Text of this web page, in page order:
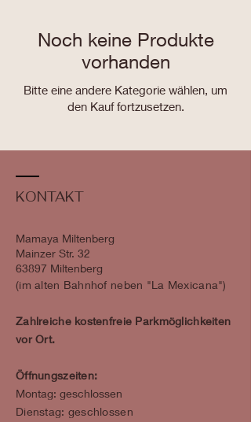
Noch keine Produkte
vorhanden
Bitte eine andere Kategorie wählen, um
den Kauf fortzusetzen.
KONTAKT
Mamaya Miltenberg
Mainzer Str. 32
63897 Miltenberg
​​(im alten Bahnhof neben "La Mexicana")
Zahlreiche kostenfreie Parkmöglichkeiten
vor Ort.
Öffnungszeiten:
Montag: geschlossen
Dienstag: geschlossen